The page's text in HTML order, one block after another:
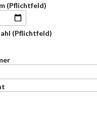
(Pflichtfeld)
(Pflichtfeld)